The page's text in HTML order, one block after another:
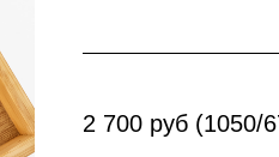
2 700 руб (1050/